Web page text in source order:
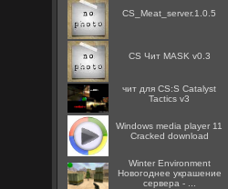
CS_Meat_server.1.0.5
CS Чит MASK v0.3
чит для CS:S Catalyst
Tactics v3
Windows media player 11
Cracked download
Winter Environment
Новогоднее украшение
сервера - ...